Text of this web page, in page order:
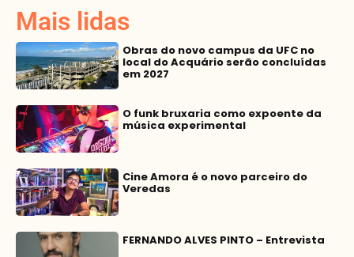
Mais lidas
Obras do novo campus da UFC no
local do Acquário serão concluídas
em 2027
O funk bruxaria como expoente da
música experimental
Cine Amora é o novo parceiro do
Veredas
FERNANDO ALVES PINTO – Entrevista